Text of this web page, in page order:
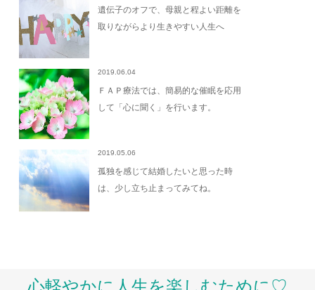
遺伝子のオフで、母親と程よい距離を
取りながらより生きやすい人生へ
2019.06.04
ＦＡＰ療法では、簡易的な催眠を応用
して「心に聞く」を行います。
2019.05.06
孤独を感じて結婚したいと思った時
は、少し立ち止まってみてね。